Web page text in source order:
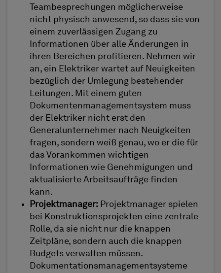
Teambesprechungen möglicherweise
nicht physisch anwesend, so dass sie von
einem zuverlässigen Zugang zu
Informationen über alle Änderungen in
ihren Bereichen profitieren. Nehmen wir
an, ein Elektriker wartet auf Neuigkeiten
bezüglich der Umlegung bestehender
Leitungen. Mit einem guten
Dokumentenmanagementsystem muss
der Elektriker nicht erst den
Generalunternehmer nach Neuigkeiten
fragen, sondern weiß genau, wo er die für
das Vorankommen wichtigen
Informationen wie Genehmigungen und
aktualisierte Arbeitsaufträge finden
kann.
Projektmanager: Projektmanager spielen
bei Konstruktionsprojekten eine zentrale
Rolle, da sie nicht nur die knappen
Zeitpläne, sondern auch die knappen
Budgets verwalten müssen.
Dokumentationsmanagementsysteme